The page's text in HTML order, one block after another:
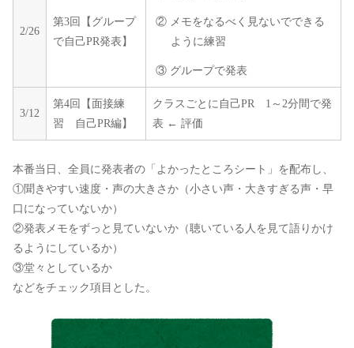
2/26
第3回【グループ
で自己PR発表】
② メモをなるべく見ないでできる
ように練習
③ グループで発表
3/12
第4回【面接練
習 自己PR編】
クラスごとに自己PR 1～2分間で発
表 ← 評価
本番当日、全員に発表者の「よかったところシート」を配布し、
①聞きやすい速度・声の大きさか（小さい声・大きすぎる声・早
口になっていないか）
②発表メモをずっと見ていないか（聴いている人を見て語りかけ
るようにしているか）
③堂々としているか
などをチェック項目とした。